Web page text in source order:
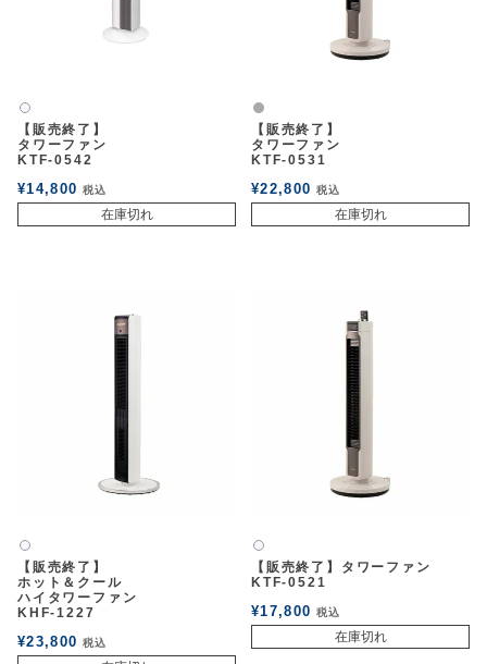
白2
【販売終了】
タワーファン
KTF-0542
¥14,800 税込
在庫切れ
グレー
【販売終了】
タワーファン
KTF-0531
¥22,800 税込
在庫切れ
白2
【販売終了】
ホット＆クール
ハイタワーファン
KHF-1227
¥23,800 税込
白2
【販売終了】タワーファン
KTF-0521
¥17,800 税込
在庫切れ